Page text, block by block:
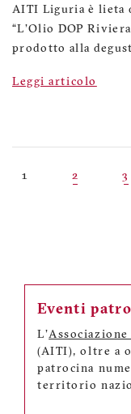
AITI Liguria è lieta
“L'Olio DOP
prodotto alla
Leggi articolo
Current
1 Page
2 3
Eventi
L'
(AITI), oltre a
patrocina
territorio